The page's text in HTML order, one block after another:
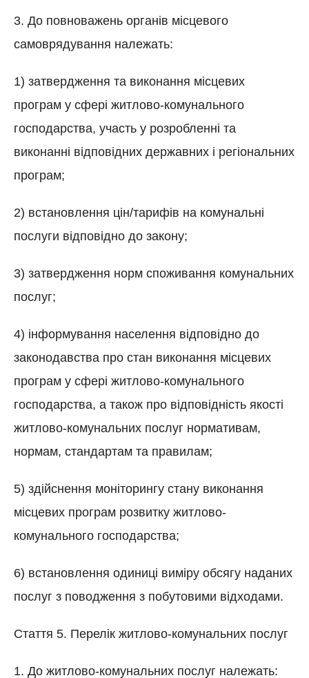
3. До повноважень органів місцевого
самоврядування належать:
1) затвердження та виконання місцевих
програм у сфері житлово-комунального
господарства, участь у розробленні та
виконанні відповідних державних і регіональних
програм;
2) встановлення цін/тарифів на комунальні
послуги відповідно до закону;
3) затвердження норм споживання комунальних
послуг;
4) інформування населення відповідно до
законодавства про стан виконання місцевих
програм у сфері житлово-комунального
господарства, а також про відповідність якості
житлово-комунальних послуг нормативам,
нормам, стандартам та правилам;
5) здійснення моніторингу стану виконання
місцевих програм розвитку житлово-
комунального господарства;
6) встановлення одиниці виміру обсягу наданих
послуг з поводження з побутовими відходами.
Стаття 5. Перелік житлово-комунальних послуг
1. До житлово-комунальних послуг належать: